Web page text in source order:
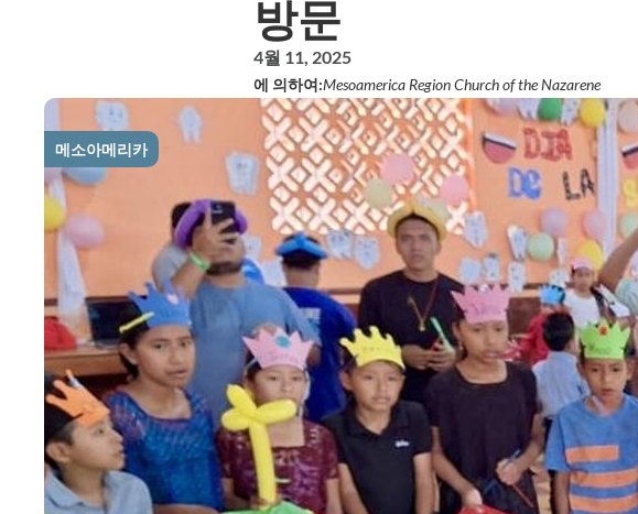
방문
4월 11, 2025
에 의하여:Mesoamerica Region Church of the Nazarene
메소아메리카